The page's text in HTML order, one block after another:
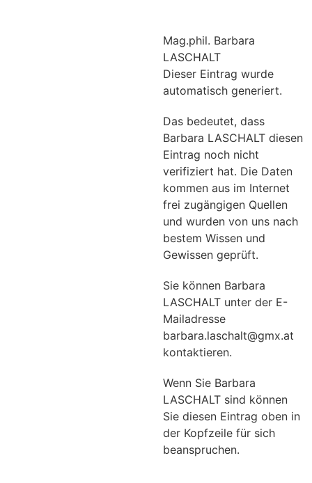
Mag.phil. Barbara
LASCHALT
Dieser Eintrag wurde
automatisch generiert.
Das bedeutet, dass
Barbara LASCHALT diesen
Eintrag noch nicht
verifiziert hat. Die Daten
kommen aus im Internet
frei zugängigen Quellen
und wurden von uns nach
bestem Wissen und
Gewissen geprüft.
Sie können Barbara
LASCHALT unter der E-
Mailadresse
barbara.laschalt@gmx.at
kontaktieren.
Wenn Sie Barbara
LASCHALT sind können
Sie diesen Eintrag oben in
der Kopfzeile für sich
beanspruchen.